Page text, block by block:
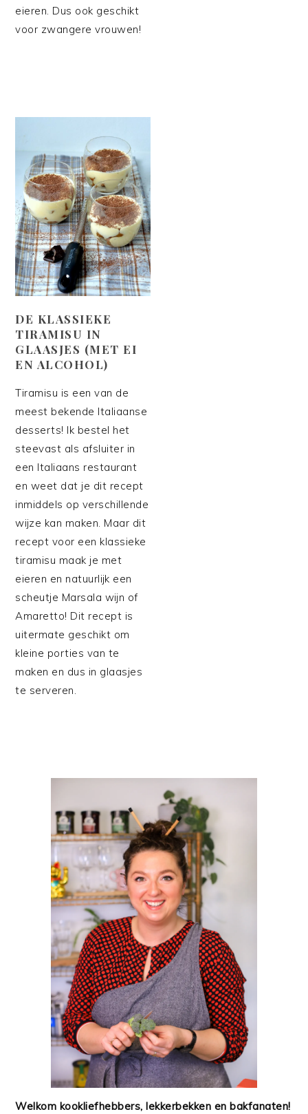
eieren. Dus ook geschikt
voor zwangere vrouwen!
DE KLASSIEKE
TIRAMISU IN
GLAASJES (MET EI
EN ALCOHOL)
Tiramisu is een van de
meest bekende Italiaanse
desserts! Ik bestel het
steevast als afsluiter in
een Italiaans restaurant
en weet dat je dit recept
inmiddels op verschillende
wijze kan maken. Maar dit
recept voor een klassieke
tiramisu maak je met
eieren en natuurlijk een
scheutje Marsala wijn of
Amaretto! Dit recept is
uitermate geschikt om
kleine porties van te
maken en dus in glaasjes
te serveren.
Welkom kookliefhebbers, lekkerbekken en bakfanaten!